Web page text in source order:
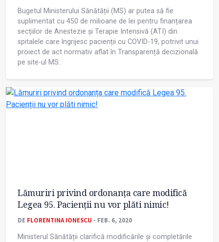
Bugetul Ministerului Sănătății (MS) ar putea să fie
suplimentat cu 450 de milioane de lei pentru finanțarea
secțiilor de Anestezie și Terapie Intensivă (ATI) din
spitalele care îngrijesc pacienții cu COVID-19, potrivit unui
proiect de act normativ aflat în Transparență decizională
pe site-ul MS.
Lămuriri privind ordonanța care modifică
Legea 95. Pacienții nu vor plăti nimic!
DE FLORENTINA IONESCU - FEB. 6, 2020
Ministerul Sănătății clarifică modificările și completările